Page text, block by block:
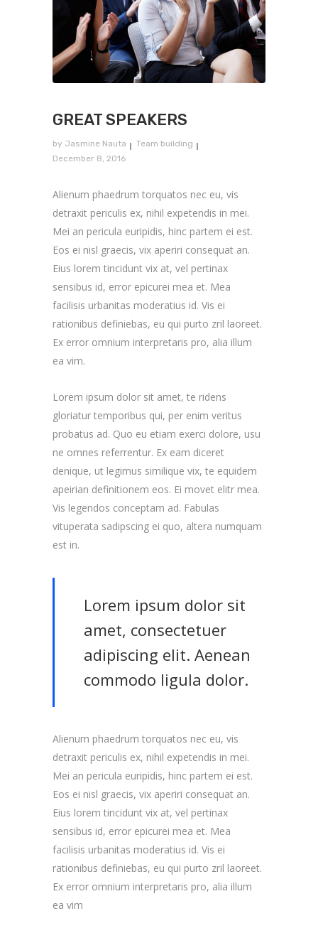
GREAT SPEAKERS
by Jasmine Nauta
Team building
December 8, 2016
Alienum phaedrum torquatos nec eu, vis
detraxit periculis ex, nihil expetendis in mei.
Mei an pericula euripidis, hinc partem ei est.
Eos ei nisl graecis, vix aperiri consequat an.
Eius lorem tincidunt vix at, vel pertinax
sensibus id, error epicurei mea et. Mea
facilisis urbanitas moderatius id. Vis ei
rationibus definiebas, eu qui purto zril laoreet.
Ex error omnium interpretaris pro, alia illum
ea vim.
Lorem ipsum dolor sit amet, te ridens
gloriatur temporibus qui, per enim veritus
probatus ad. Quo eu etiam exerci dolore, usu
ne omnes referrentur. Ex eam diceret
denique, ut legimus similique vix, te equidem
apeirian definitionem eos. Ei movet elitr mea.
Vis legendos conceptam ad. Fabulas
vituperata sadipscing ei quo, altera numquam
est in.
Lorem ipsum dolor sit
amet, consectetuer
adipiscing elit. Aenean
commodo ligula dolor.
Alienum phaedrum torquatos nec eu, vis
detraxit periculis ex, nihil expetendis in mei.
Mei an pericula euripidis, hinc partem ei est.
Eos ei nisl graecis, vix aperiri consequat an.
Eius lorem tincidunt vix at, vel pertinax
sensibus id, error epicurei mea et. Mea
facilisis urbanitas moderatius id. Vis ei
rationibus definiebas, eu qui purto zril laoreet.
Ex error omnium interpretaris pro, alia illum
ea vim